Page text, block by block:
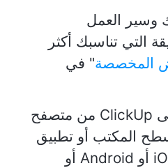
وسير العمل
التي تناسبك أكثر
المخصصة" في
يمكنك الوصول إلى ClickUp من متصفح
المكتب أو تطبيق